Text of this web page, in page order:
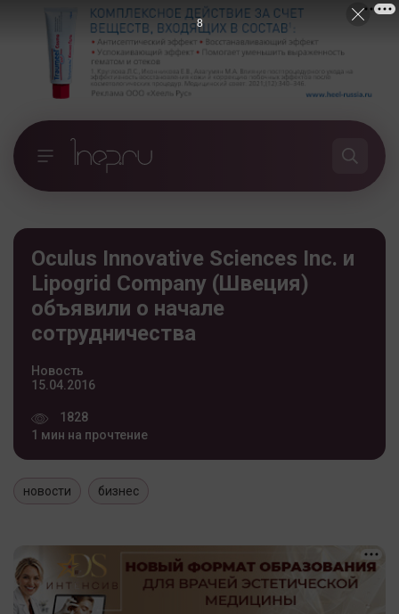
Oculus Innovative Sciences Inc. и
Lipogrid Company (Швеция)
объявили о начале
сотрудничества
Новость
15.04.2016
1828
1 мин на прочтение
новости бизнес
8